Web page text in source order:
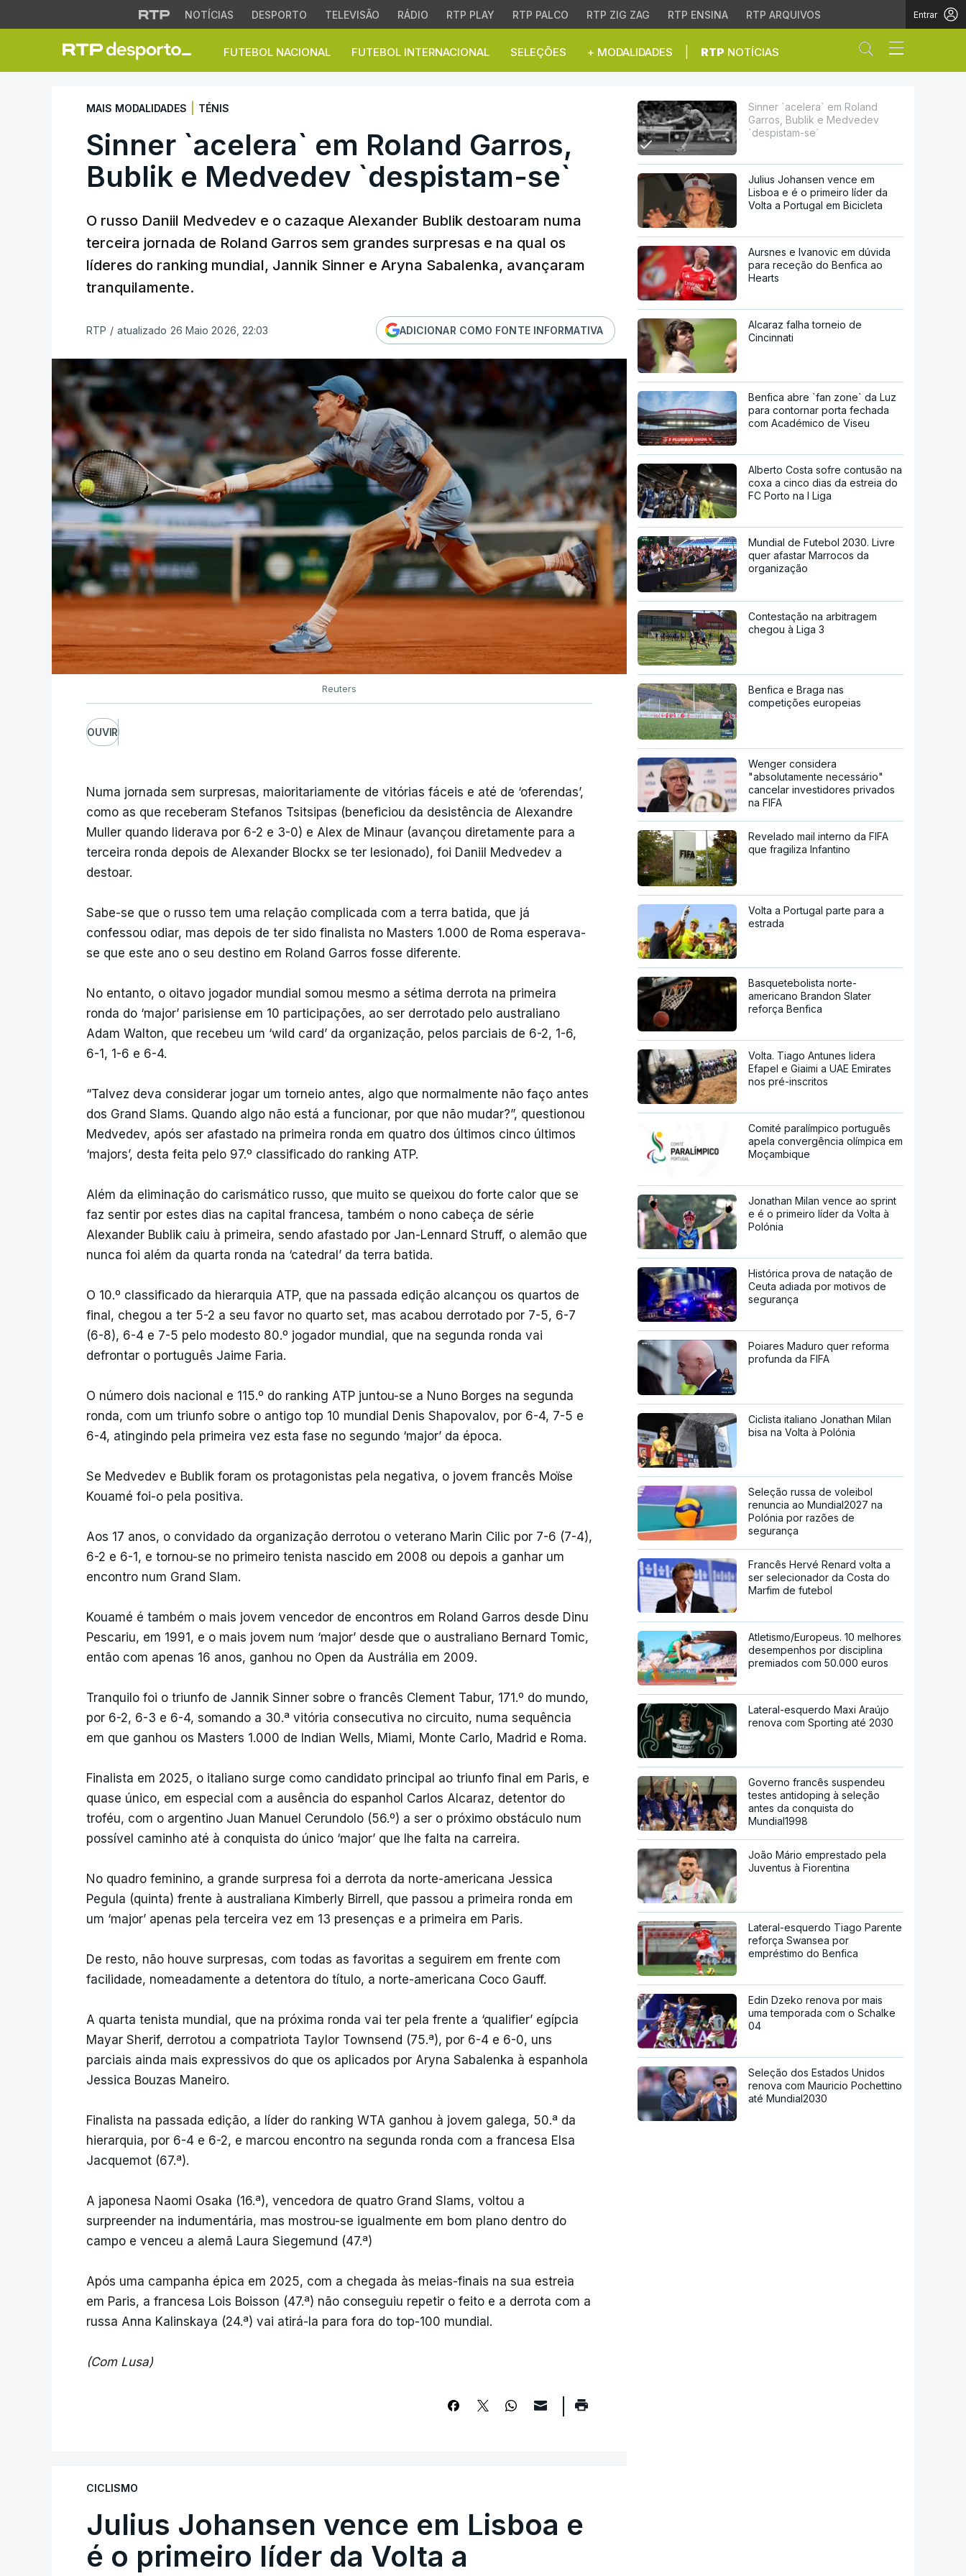
NOTÍCIAS DESPORTO TELEVISÃO RÁDIO RTP PLAY RTP PALCO RTP ZIG ZAG RTP ENSINA RTP ARQUIVOS Entrar
FUTEBOL NACIONAL FUTEBOL INTERNACIONAL SELEÇÕES + MODALIDADES RTP NOTÍCIAS Abrir campo
Sinner `acelera` em Roland Garros, Bublik e Medvedev
MAIS MODALIDADES TÉNIS
Sinner `acelera` em Roland Garros,
Bublik e Medvedev `despistam-se`
O russo Daniil Medvedev e o cazaque Alexander Bublik destoaram numa
terceira jornada de Roland Garros sem grandes surpresas e na qual os
líderes do ranking mundial, Jannik Sinner e Aryna Sabalenka, avançaram
tranquilamente.
RTP / atualizado 26 Maio 2026, 22:03 ADICIONAR COMO FONTE INFORMATIVA
Reuters
OUVIR
Numa jornada sem surpresas, maioritariamente de vitórias fáceis e até de ‘oferendas’,
como as que receberam Stefanos Tsitsipas (beneficiou da desistência de Alexandre
Muller quando liderava por 6-2 e 3-0) e Alex de Minaur (avançou diretamente para a
terceira ronda depois de Alexander Blockx se ter lesionado), foi Daniil Medvedev a
destoar.
Sabe-se que o russo tem uma relação complicada com a terra batida, que já
confessou odiar, mas depois de ter sido finalista no Masters 1.000 de Roma esperava-
se que este ano o seu destino em Roland Garros fosse diferente.
No entanto, o oitavo jogador mundial somou mesmo a sétima derrota na primeira
ronda do ‘major’ parisiense em 10 participações, ao ser derrotado pelo australiano
Adam Walton, que recebeu um ‘wild card’ da organização, pelos parciais de 6-2, 1-6,
6-1, 1-6 e 6-4.
“Talvez deva considerar jogar um torneio antes, algo que normalmente não faço antes
dos Grand Slams. Quando algo não está a funcionar, por que não mudar?”, questionou
Medvedev, após ser afastado na primeira ronda em quatro dos últimos cinco últimos
‘majors’, desta feita pelo 97.º classificado do ranking ATP.
Além da eliminação do carismático russo, que muito se queixou do forte calor que se
faz sentir por estes dias na capital francesa, também o nono cabeça de série
Alexander Bublik caiu à primeira, sendo afastado por Jan-Lennard Struff, o alemão que
nunca foi além da quarta ronda na ‘catedral’ da terra batida.
O 10.º classificado da hierarquia ATP, que na passada edição alcançou os quartos de
final, chegou a ter 5-2 a seu favor no quarto set, mas acabou derrotado por 7-5, 6-7
(6-8), 6-4 e 7-5 pelo modesto 80.º jogador mundial, que na segunda ronda vai
defrontar o português Jaime Faria.
O número dois nacional e 115.º do ranking ATP juntou-se a Nuno Borges na segunda
ronda, com um triunfo sobre o antigo top 10 mundial Denis Shapovalov, por 6-4, 7-5 e
6-4, atingindo pela primeira vez esta fase no segundo ‘major’ da época.
Se Medvedev e Bublik foram os protagonistas pela negativa, o jovem francês Moïse
Kouamé foi-o pela positiva.
Aos 17 anos, o convidado da organização derrotou o veterano Marin Cilic por 7-6 (7-4),
6-2 e 6-1, e tornou-se no primeiro tenista nascido em 2008 ou depois a ganhar um
encontro num Grand Slam.
Kouamé é também o mais jovem vencedor de encontros em Roland Garros desde Dinu
Pescariu, em 1991, e o mais jovem num ‘major’ desde que o australiano Bernard Tomic,
então com apenas 16 anos, ganhou no Open da Austrália em 2009.
Tranquilo foi o triunfo de Jannik Sinner sobre o francês Clement Tabur, 171.º do mundo,
por 6-2, 6-3 e 6-4, somando a 30.ª vitória consecutiva no circuito, numa sequência
em que ganhou os Masters 1.000 de Indian Wells, Miami, Monte Carlo, Madrid e Roma.
Finalista em 2025, o italiano surge como candidato principal ao triunfo final em Paris, e
quase único, em especial com a ausência do espanhol Carlos Alcaraz, detentor do
troféu, com o argentino Juan Manuel Cerundolo (56.º) a ser o próximo obstáculo num
possível caminho até à conquista do único ‘major’ que lhe falta na carreira.
No quadro feminino, a grande surpresa foi a derrota da norte-americana Jessica
Pegula (quinta) frente à australiana Kimberly Birrell, que passou a primeira ronda em
um ‘major’ apenas pela terceira vez em 13 presenças e a primeira em Paris.
De resto, não houve surpresas, com todas as favoritas a seguirem em frente com
facilidade, nomeadamente a detentora do título, a norte-americana Coco Gauff.
A quarta tenista mundial, que na próxima ronda vai ter pela frente a ‘qualifier’ egípcia
Mayar Sherif, derrotou a compatriota Taylor Townsend (75.ª), por 6-4 e 6-0, uns
parciais ainda mais expressivos do que os aplicados por Aryna Sabalenka à espanhola
Jessica Bouzas Maneiro.
Finalista na passada edição, a líder do ranking WTA ganhou à jovem galega, 50.ª da
hierarquia, por 6-4 e 6-2, e marcou encontro na segunda ronda com a francesa Elsa
Jacquemot (67.ª).
A japonesa Naomi Osaka (16.ª), vencedora de quatro Grand Slams, voltou a
surpreender na indumentária, mas mostrou-se igualmente em bom plano dentro do
campo e venceu a alemã Laura Siegemund (47.ª)
Após uma campanha épica em 2025, com a chegada às meias-finais na sua estreia
em Paris, a francesa Lois Boisson (47.ª) não conseguiu repetir o feito e a derrota com a
russa Anna Kalinskaya (24.ª) vai atirá-la para fora do top-100 mundial.
(Com Lusa)
CICLISMO
Julius Johansen vence em Lisboa e
é o primeiro líder da Volta a
Sinner `acelera` em Roland
Garros, Bublik e Medvedev
`despistam-se`
Julius Johansen vence em
Lisboa e é o primeiro líder da
Volta a Portugal em Bicicleta
Aursnes e Ivanovic em dúvida
para receção do Benfica ao
Hearts
Alcaraz falha torneio de
Cincinnati
Benfica abre `fan zone` da Luz
para contornar porta fechada
com Académico de Viseu
Alberto Costa sofre contusão na
coxa a cinco dias da estreia do
FC Porto na I Liga
Mundial de Futebol 2030. Livre
quer afastar Marrocos da
organização
Contestação na arbitragem
chegou à Liga 3
Benfica e Braga nas
competições europeias
Wenger considera
"absolutamente necessário"
cancelar investidores privados
na FIFA
Revelado mail interno da FIFA
que fragiliza Infantino
Volta a Portugal parte para a
estrada
Basquetebolista norte-
americano Brandon Slater
reforça Benfica
Volta. Tiago Antunes lidera
Efapel e Giaimi a UAE Emirates
nos pré-inscritos
Comité paralímpico português
apela convergência olímpica em
Moçambique
Jonathan Milan vence ao sprint
e é o primeiro líder da Volta à
Polónia
Histórica prova de natação de
Ceuta adiada por motivos de
segurança
Poiares Maduro quer reforma
profunda da FIFA
Ciclista italiano Jonathan Milan
bisa na Volta à Polónia
Seleção russa de voleibol
renuncia ao Mundial2027 na
Polónia por razões de
segurança
Francês Hervé Renard volta a
ser selecionador da Costa do
Marfim de futebol
Atletismo/Europeus. 10 melhores
desempenhos por disciplina
premiados com 50.000 euros
Lateral-esquerdo Maxi Araújo
renova com Sporting até 2030
Governo francês suspendeu
testes antidoping à seleção
antes da conquista do
Mundial1998
João Mário emprestado pela
Juventus à Fiorentina
Lateral-esquerdo Tiago Parente
reforça Swansea por
empréstimo do Benfica
Edin Dzeko renova por mais
uma temporada com o Schalke
04
Seleção dos Estados Unidos
renova com Mauricio Pochettino
até Mundial2030